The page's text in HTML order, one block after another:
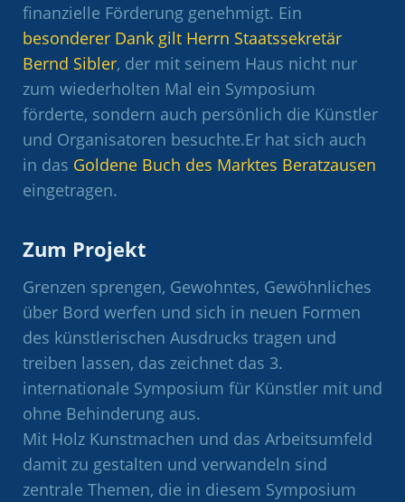
finanzielle Förderung genehmigt. Ein
besonderer Dank gilt Herrn Staatssekretär
Bernd Sibler, der mit seinem Haus nicht nur
zum wiederholten Mal ein Symposium
förderte, sondern auch persönlich die Künstler
und Organisatoren besuchte.Er hat sich auch
in das Goldene Buch des Marktes Beratzausen
eingetragen.
Zum Projekt
Grenzen sprengen, Gewohntes, Gewöhnliches
über Bord werfen und sich in neuen Formen
des künstlerischen Ausdrucks tragen und
treiben lassen, das zeichnet das 3.
internationale Symposium für Künstler mit und
ohne Behinderung aus.
Mit Holz Kunstmachen und das Arbeitsumfeld
damit zu gestalten und verwandeln sind
zentrale Themen, die in diesem Symposium